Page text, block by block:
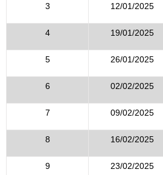
3 12/01/2025
4 19/01/2025
5 26/01/2025
6 02/02/2025
7 09/02/2025
8 16/02/2025
9 23/02/2025